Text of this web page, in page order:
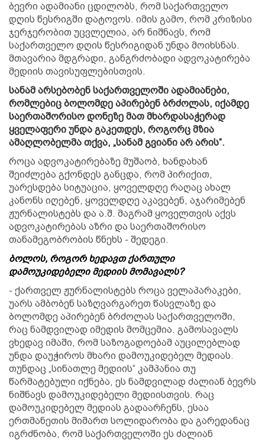
ბევრი ადამიანი ცდილობს, რომ საქართველო
დღის წესრიგში დატოვოს. იმის გამო, რომ კრიზისი
ჯერჯერობით უცვლელია, არ ნიშნავს, რომ
საქართველო დღის წესრიგიდან უნდა მოიხსნას.
მთავარია მდგრადი, განგრძობადი ადვოკატირება
მედიის თავისუფლებისთვის.
სანამ არსებობენ საქართველოში ადამიანები,
რომლებიც ბოლომდე აპირებენ ბრძოლას, იქამდე
საერთაშორისო დონეზე მათ მხარდასაჭერად
ყველაფერი უნდა გაკეთდეს, როგორც მზია
ამაღლობელმა თქვა, „სანამ გვიანი არ არის“.
როცა ადვოკატირებაზე მუშაობ, ხანდახან
შეიძლება გქონდეს განცდა, რომ პირიქით,
უარესდება სიტუაცია, ყოველდღე რაღაც ახალ
კანონს იღებენ, ყოველდღე აკავებენ, აჯარიმებენ
ჟურნალისტებს და ა.შ. მაგრამ ყოველთვის აქვს
ადვოკატირებას აზრი და საერთაშორისო
თანამეგობრობის წნეხს - შედეგი.
ბოლოს, როგორ ხედავთ ქართული
დამოუკიდებელი მედიის მომავალს?
- ქართველ ჟურნალისტებს როცა ველაპარაკები,
უარს ამბობენ საზღვარგარეთ წასვლაზე და
ბოლომდე აპირებენ ბრძოლას საქართველოში,
რაც ნამდვილად იმედის მომცემია. გამოსავალს
ვხედავ იმაში, რომ საზოგადოებამ აუცილებლად
უნდა დაუჭიროს მხარი დამოუკიდებელ მედიას.
თუნდაც „სინათლე მედიის“ კამპანია თუ
წარმატებული იქნება, ეს ნამდვილად ძალიან ბევრს
ნიშნავს დამოუკიდებელი მედიისთვის. რაც
დამოუკიდებელ მედიას გადაარჩენს, ესაა
ერთმანეთის მიმართ სოლიდარობა და გარედანაც
იგრძნობა, რომ საქართველოში ეს ძალიან